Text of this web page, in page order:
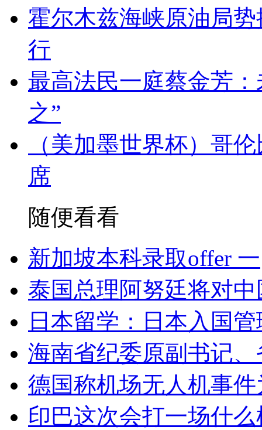
霍尔木兹海峡原油局
行
最高法民一庭蔡金芳
之”
（美加墨世界杯）哥
席
随便看看
新加坡本科录取offer 一
泰国总理阿努廷将对
日本留学：日本入国
海南省纪委原副书记
德国称机场无人机事
印巴这次会打一场什